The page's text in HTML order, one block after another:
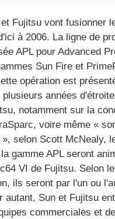
Fujitsu vont fusionner
à 2006. La ligne de
APL pour Advanced
Sun Fire et
opération est
plusieurs années
notamment sur la
voire même «
selon Scott McNealy,
gamme APL seront
VI de Fujitsu. Selon
ils seront par l'un ou
autant, Sun et Fujitsu
commerciales et